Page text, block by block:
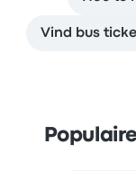
Vind bus